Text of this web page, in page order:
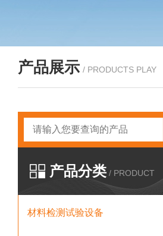
产品展示 / PRODUCTS PLAY
产品分类 / PRODUCT
材料检测试验设备